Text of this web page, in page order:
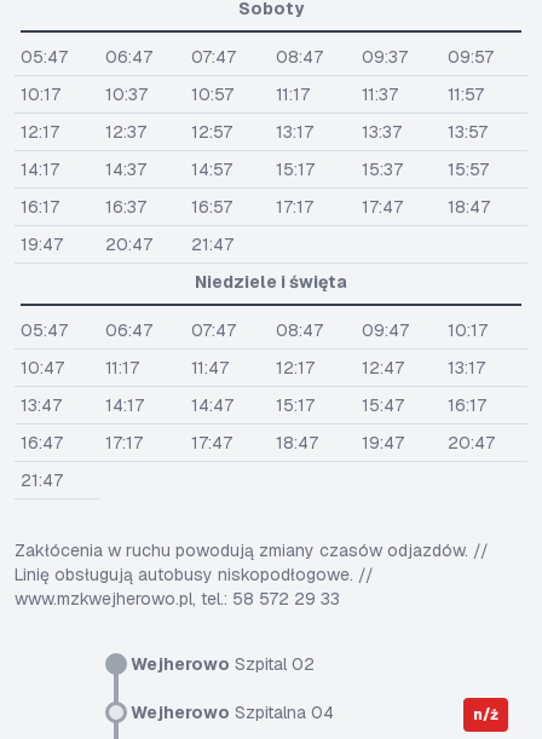
Wejherowo Szpital 02
Wejherowo Szpitalna 04 n/ż
Soboty
05:47 06:47 07:47 08:47 09:37
09:57
10:17
10:37 10:57 11:17 11:37
11:57
12:17
12:37 12:57 13:17 13:37
13:57
14:17
14:37 14:57 15:17 15:37
15:57
16:17
16:37 16:57 17:17 17:47
18:47
19:47
20:47
21:47
Niedziele i święta
05:47 06:47 07:47 08:47 09:47
10:17
10:47
11:17 11:47 12:17 12:47
13:17
13:47
14:17 14:47 15:17 15:47
16:17
16:47
17:17 17:47 18:47 19:47
20:47
21:47
Zakłócenia w ruchu powodują zmiany czasów odjazdów. //
Linię obsługują autobusy niskopodłogowe. //
www.mzkwejherowo.pl, tel.: 58 572 29 33